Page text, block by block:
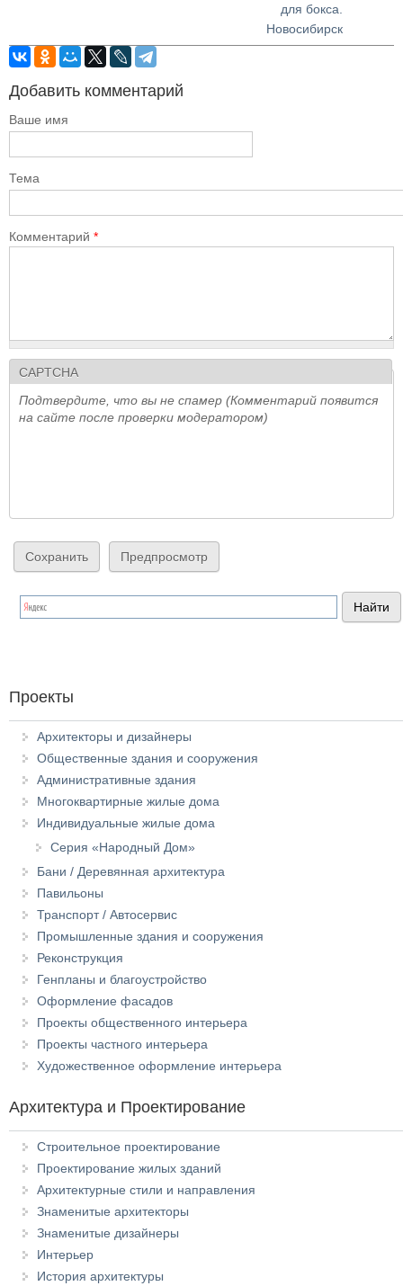
для бокса.
Новосибирск
Добавить комментарий
Ваше имя
Тема
Комментарий *
CAPTCHA
Подтвердите, что вы не спамер (Комментарий появится
на сайте после проверки модератором)
Проекты
Архитекторы и дизайнеры
Общественные здания и сооружения
Административные здания
Многоквартирные жилые дома
Индивидуальные жилые дома
Серия «Народный Дом»
Бани / Деревянная архитектура
Павильоны
Транспорт / Автосервис
Промышленные здания и сооружения
Реконструкция
Генпланы и благоустройство
Оформление фасадов
Проекты общественного интерьера
Проекты частного интерьера
Художественное оформление интерьера
Архитектура и Проектирование
Строительное проектирование
Проектирование жилых зданий
Архитектурные стили и направления
Знаменитые архитекторы
Знаменитые дизайнеры
Интерьер
История архитектуры